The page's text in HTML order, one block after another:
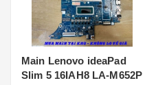
Main Lenovo ideaPad
Slim 5 16IAH8 LA-M652P